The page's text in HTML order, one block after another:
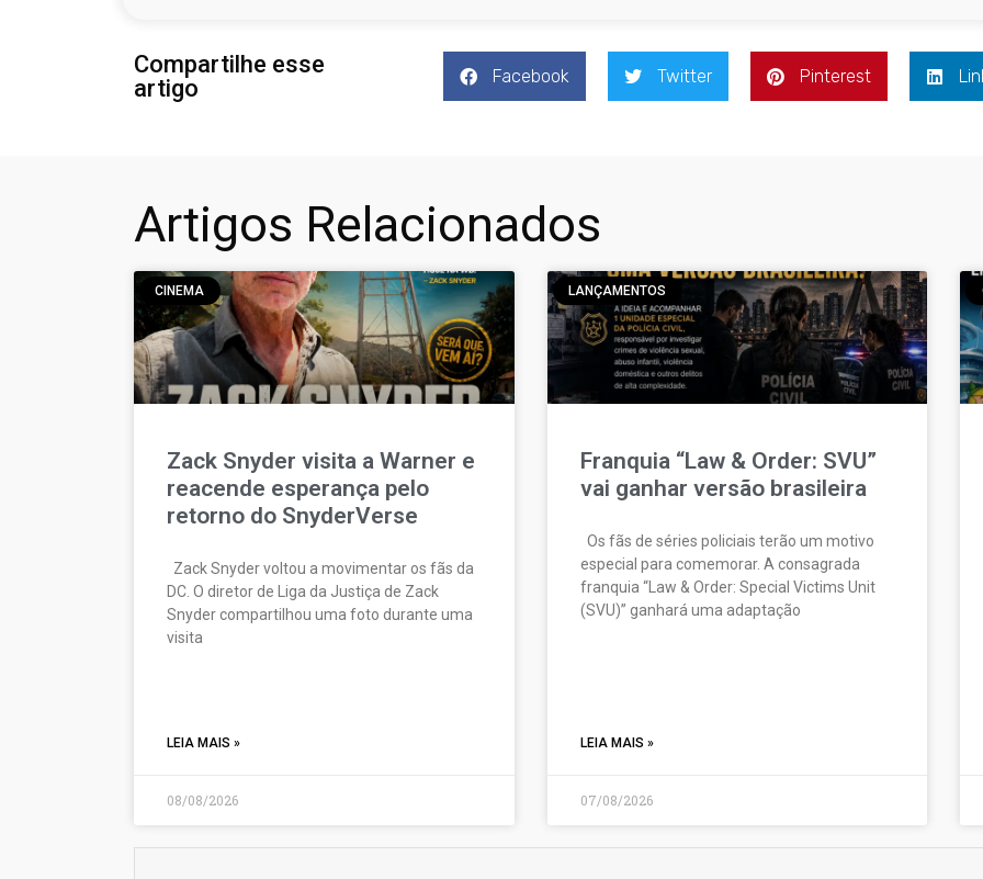
Compartilhe esse
artigo
Facebook Twitter Pinterest
Artigos Relacionados
CINEMA
Zack Snyder visita a Warner e
reacende esperança pelo
retorno do SnyderVerse
Zack Snyder voltou a movimentar os fãs da
DC. O diretor de Liga da Justiça de Zack
Snyder compartilhou uma foto durante uma
visita
LEIA MAIS »
08/08/2026
LANÇAMENTOS
Franquia “Law & Order: SVU”
vai ganhar versão brasileira
Os fãs de séries policiais terão um motivo
especial para comemorar. A consagrada
franquia “Law & Order: Special Victims Unit
(SVU)” ganhará uma adaptação
LEIA MAIS »
07/08/2026